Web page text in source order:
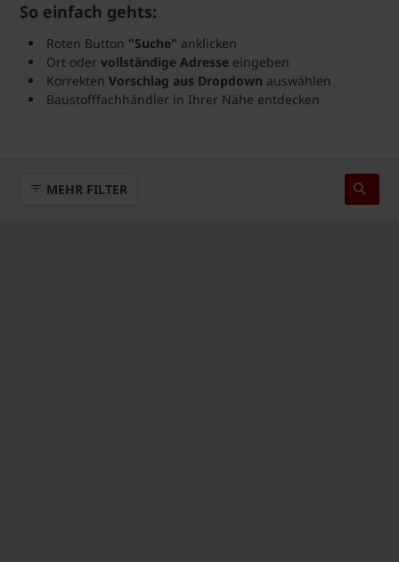
So einfach gehts:
Roten Button "Suche" anklicken
Ort oder vollständige Adresse eingeben
Korrekten Vorschlag aus Dropdown auswählen
Baustofffachhändler in Ihrer Nähe entdecken
MEHR FILTER